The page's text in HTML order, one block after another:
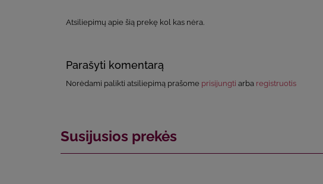
Atsiliepimų apie šią prekę kol kas nėra.
Parašyti komentarą
Norėdami palikti atsiliepimą prašome prisijungti arba registruotis
Susijusios prekės